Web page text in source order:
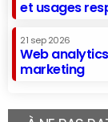
et usages
21 sep 2026
Web
marketing